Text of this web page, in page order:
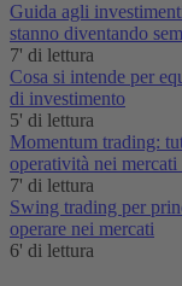
Guida agli
stanno diventando
7' di lettura
Cosa si intende per
di investimento
5' di lettura
Momentum trading:
operatività nei
7' di lettura
Swing trading per
operare nei mercati
6' di lettura